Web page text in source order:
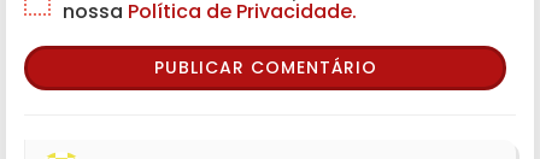
nossa Política de Privacidade.